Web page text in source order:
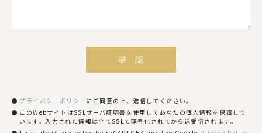
プライバシーポリシー にご同意の上、送信してください。
このWebサイトはSSLサーバ証明書を使用してあなたの個人情報を保護して
います。入力された情報は全てSSLで暗号化されてから送受信されます。